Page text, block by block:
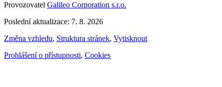
Provozovatel Galileo Corporation s.r.o.
Poslední aktualizace: 7. 8. 2026
Změna vzhledu, Struktura stránek, Vytisknout
Prohlášení o přístupnosti, Cookies